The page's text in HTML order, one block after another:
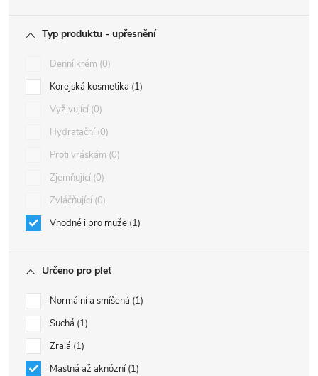
Typ produktu - upřesnění
Denní krém 0
Korejská kosmetika 1
Vyživující 0
Hydratační 0
Proti vráskám 0
Zjemňující 0
Zvláčňující 0
Vhodné i pro muže 1
Určeno pro pleť
Normální a smíšená 1
Suchá 1
Zralá 1
Mastná až aknózní 1